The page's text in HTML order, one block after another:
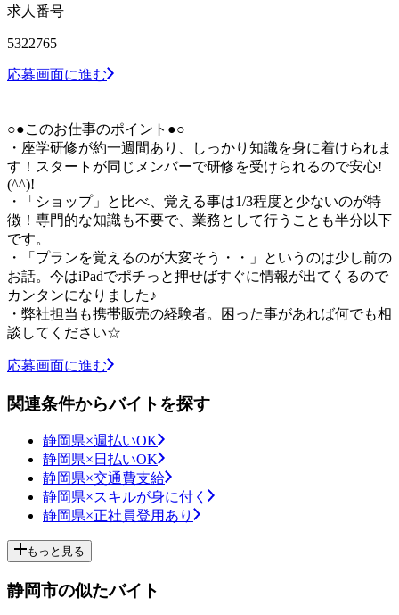
求人番号
5322765
応募画面に進む
○●このお仕事のポイント●○
・座学研修が約一週間あり、しっかり知識を身に着けられま
す！スタートが同じメンバーで研修を受けられるので安心!
(^^)!
・「ショップ」と比べ、覚える事は1/3程度と少ないのが特
徴！専門的な知識も不要で、業務として行うことも半分以下
です。
・「プランを覚えるのが大変そう・・」というのは少し前の
お話。今はiPadでポチっと押せばすぐに情報が出てくるので
カンタンになりました♪
・弊社担当も携帯販売の経験者。困った事があれば何でも相
談してください☆
応募画面に進む
関連条件からバイトを探す
静岡県×週払いOK
静岡県×日払いOK
静岡県×交通費支給
静岡県×スキルが身に付く
静岡県×正社員登用あり
もっと見る
静岡市の似たバイト